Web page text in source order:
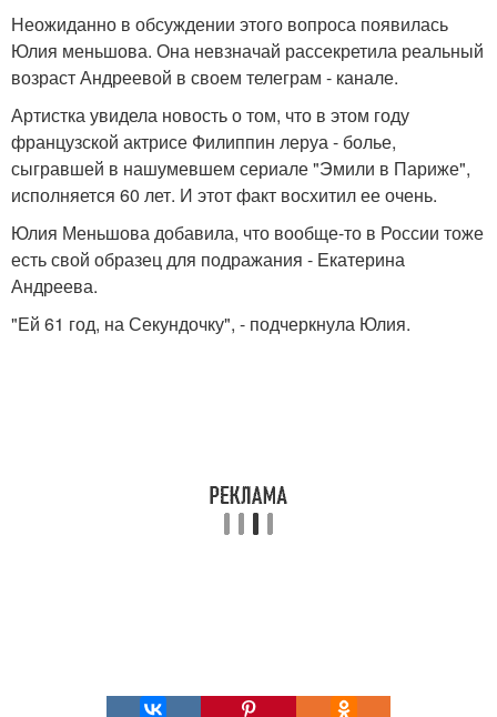
Неожиданно в обсуждении этого вопроса появилась
Юлия меньшова. Она невзначай рассекретила реальный
возраст Андреевой в своем телеграм - канале.
Артистка увидела новость о том, что в этом году
французской актрисе Филиппин леруа - болье,
сыгравшей в нашумевшем сериале "Эмили в Париже",
исполняется 60 лет. И этот факт восхитил ее очень.
Юлия Меньшова добавила, что вообще-то в России тоже
есть свой образец для подражания - Екатерина
Андреева.
"Ей 61 год, на Секундочку", - подчеркнула Юлия.